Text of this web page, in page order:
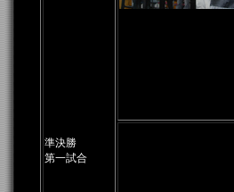
準決勝
第一試合